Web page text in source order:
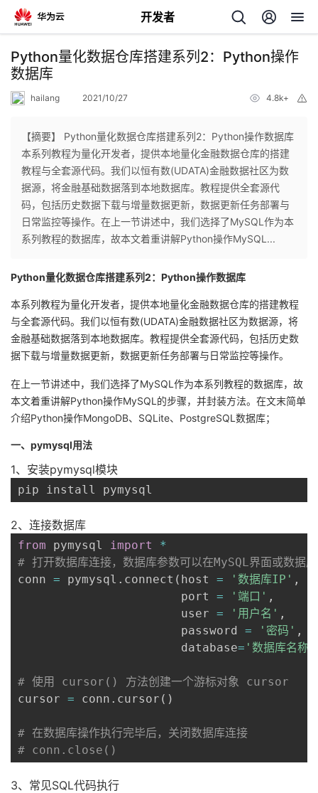
开发者
返
回
个
人
主
页
我
的
开
发
者
的
博
客
我
的
论
我
的
子
我
直
播
的
活
我
的
我
的
开
发
者
学
堂
我
课
程
的
认
我
的
我
藏
我
的
Programs
我
的
支
持
我
的
术
支
我
云
声
Python量化数据仓库搭建系列2：Python操作
数据库
hailang 2021/10/27 4.8k+
【摘要】 Python量化数据仓库搭建系列2：Python操作数据库
本系列教程为量化开发者，提供本地量化金融数据仓库的搭建
教程与全套源代码。我们以恒有数(UDATA)金融数据社区为数
据源，将金融基础数据落到本地数据库。教程提供全套源代
码，包括历史数据下载与增量数据更新，数据更新任务部署与
日常监控等操作。在上一节讲述中，我们选择了MySQL作为本
系列教程的数据库，故本文着重讲解Python操作MySQL...
Python量化数据仓库搭建系列2：Python操作数据库
本系列教程为量化开发者，提供本地量化金融数据仓库的搭建教程
与全套源代码。我们以恒有数(UDATA)金融数据社区为数据源，将
金融基础数据落到本地数据库。教程提供全套源代码，包括历史数
据下载与增量数据更新，数据更新任务部署与日常监控等操作。
在上一节讲述中，我们选择了MySQL作为本系列教程的数据库，故
本文着重讲解Python操作MySQL的步骤，并封装方法。在文末简单
介绍Python操作MongoDB、SQLite、PostgreSQL数据库；
一、pymysql用法
1、安装pymysql模块
pip install pymysql
2、连接数据库
from pymysql import
*
# 打开数据库连接，数据库参数可以在MySQL界面或数据
conn = pymysql . connect ( host = '数据库IP' ,
                       port
= '端口' ,
                       user
= '用户名' ,
                       password
= '密码' ,
                       database
= '数据库名称'
# 使用 cursor() 方法创建一个游标对象 cursor
cursor = conn . cursor ( )
# 在数据库操作执行完毕后，关闭数据库连接
# conn.close()
3、常见SQL代码执行